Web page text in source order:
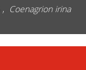
Coenagrion irina